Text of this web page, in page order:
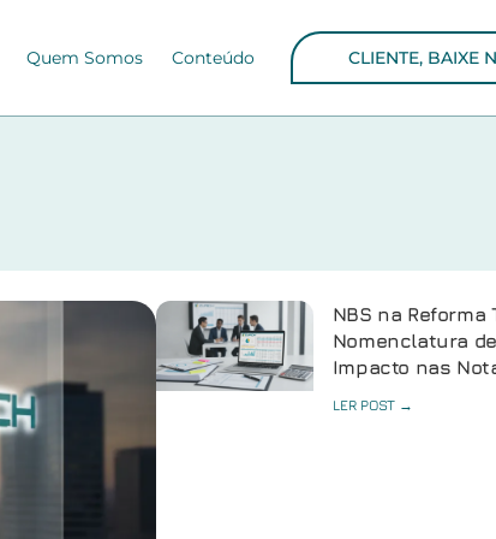
Quem Somos Conteúdo CLIENTE, BAIXE
NBS na Reforma
Nomenclatura
Impacto nas
LER POST →